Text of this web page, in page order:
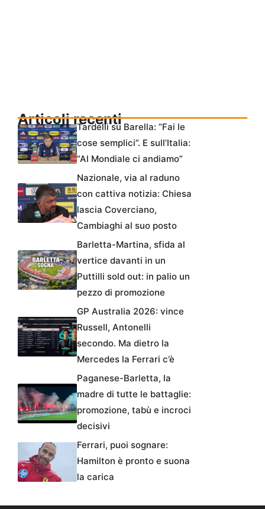
Articoli recentiTardelli su Barella: “Fai le
cose semplici”. E sull’Italia:
“Al Mondiale ci andiamo”
Nazionale, via al raduno
con cattiva notizia: Chiesa
lascia Coverciano,
Cambiaghi al suo posto
Barletta-Martina, sfida al
vertice davanti in un
Puttilli sold out: in palio un
pezzo di promozione
GP Australia 2026: vince
Russell, Antonelli
secondo. Ma dietro la
Mercedes la Ferrari c’è
Paganese-Barletta, la
madre di tutte le battaglie:
promozione, tabù e incroci
decisivi
Ferrari, puoi sognare:
Hamilton è pronto e suona
la carica